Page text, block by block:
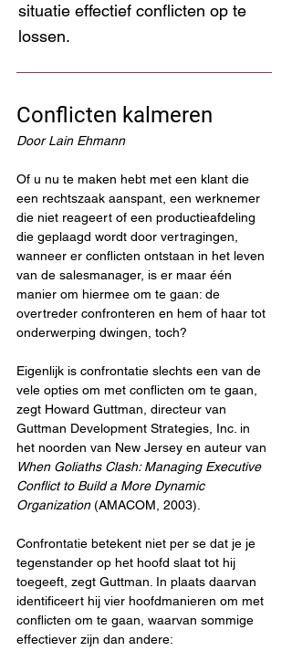
situatie effectief conflicten op te
lossen.
Conflicten kalmeren
Door Lain Ehmann
Of u nu te maken hebt met een klant die
een rechtszaak aanspant, een werknemer
die niet reageert of een productieafdeling
die geplaagd wordt door vertragingen,
wanneer er conflicten ontstaan in het leven
van de salesmanager, is er maar één
manier om hiermee om te gaan: de
overtreder confronteren en hem of haar tot
onderwerping dwingen, toch?
Eigenlijk is confrontatie slechts een van de
vele opties om met conflicten om te gaan,
zegt Howard Guttman, directeur van
Guttman Development Strategies, Inc. in
het noorden van New Jersey en auteur van
When Goliaths Clash: Managing Executive
Conflict to Build a More Dynamic
Organization (AMACOM, 2003).
Confrontatie betekent niet per se dat je je
tegenstander op het hoofd slaat tot hij
toegeeft, zegt Guttman. In plaats daarvan
identificeert hij vier hoofdmanieren om met
conflicten om te gaan, waarvan sommige
effectiever zijn dan andere: